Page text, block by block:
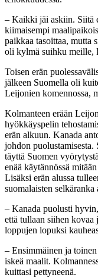
– Kaikki jäi askiin. Siitä
kiimaisempi
paikkaa tasoittaa, mutta
oli kylmä suihku meille,
Toisen erän
jälkeen Suomella oli
Leijonien komennossa,
Kolmanteen erään
hyökkäyspelin
erän alkuun. Kanada
johdon puolustamisesta.
täyttä Suomen
enää käytännössä
Lisäksi erän alussa
suomalaisten
– Kanada puolusti
että tullaan siihen kovaa
loppujen lopuksi
– Ensimmäinen ja
iskeä maalit.
kuittasi pettyneenä.